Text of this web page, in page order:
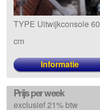
TYPE Uitwijkconsole 60
cm
Informatie
Prijs per week
exclusief 21% btw